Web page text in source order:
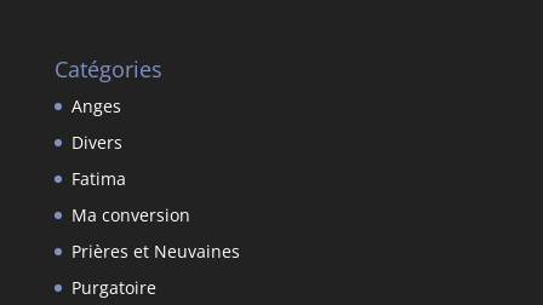
Catégories
Anges
Divers
Fatima
Ma conversion
Prières et Neuvaines
Purgatoire